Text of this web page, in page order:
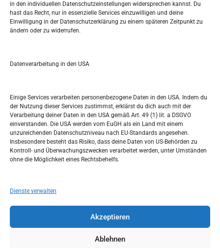
in den individuellen Datenschutzeinstellungen widersprechen kannst. Du
hast das Recht, nur in essenzielle Services einzuwilligen und deine
Einwilligung in der Datenschutzerklärung zu einem späteren Zeitpunkt zu
ändern oder zu widerrufen.
Datenverarbeitung in den USA
Einige Services verarbeiten personenbezogene Daten in den USA. Indem du
der Nutzung dieser Services zustimmst, erklärst du dich auch mit der
Verarbeitung deiner Daten in den USA gemäß Art. 49 (1) lit. a DSGVO
einverstanden. Die USA werden vom EuGH als ein Land mit einem
unzureichenden Datenschutzniveau nach EU-Standards angesehen.
Insbesondere besteht das Risiko, dass deine Daten von US-Behörden zu
Kontroll- und Überwachungszwecken verarbeitet werden, unter Umständen
ohne die Möglichkeit eines Rechtsbehelfs.
Dienste verwalten
Akzeptieren
Ablehnen
Pretražite stranicu:
S
MAI 2024
M D M D F S
1 2 3 4
6 7 8 9 10 11 12
20 21
27 28 29 30 31
« Apr. Juni »